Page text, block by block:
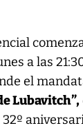
a las
el
Lubavitch”,